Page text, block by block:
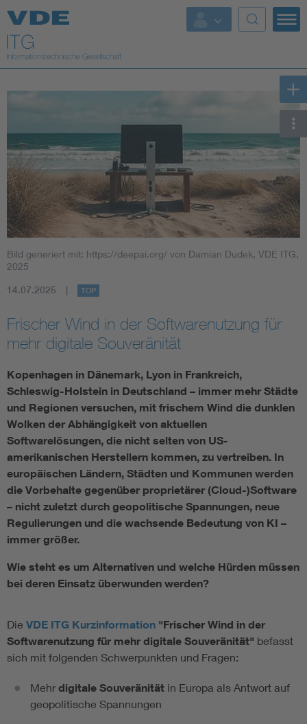
Top Themen
Fokusthemen
AI & Digital Trust
Health
Mobility
Weitere Themen
Information and communications technology ICT
Microelectronics
Bild generiert mit: https://deepai.org/ von Damian Dudek, VDE ITG,
2025
14.07.2025 TOP
Frischer Wind in der Softwarenutzung für
mehr digitale Souveränität
Kopenhagen in Dänemark, Lyon in Frankreich,
Schleswig-Holstein in Deutschland – immer mehr Städte
und Regionen versuchen, mit frischem Wind die dunklen
Wolken der Abhängigkeit von aktuellen
Softwarelösungen, die nicht selten von US-
amerikanischen Herstellern kommen, zu vertreiben. In
europäischen Ländern, Städten und Kommunen werden
die Vorbehalte gegenüber proprietärer (Cloud-)Software
– nicht zuletzt durch geopolitische Spannungen, neue
Regulierungen und die wachsende Bedeutung von KI –
immer größer.
Wie steht es um Alternativen und welche Hürden müssen
bei deren Einsatz überwunden werden?
Die VDE ITG Kurzinformation "Frischer Wind in der
Softwarenutzung für mehr digitale Souveränität" befasst
sich mit folgenden Schwerpunkten und Fragen:
Mehrdigitale Souveränität in Europa als Antwort auf
geopolitische Spannungen